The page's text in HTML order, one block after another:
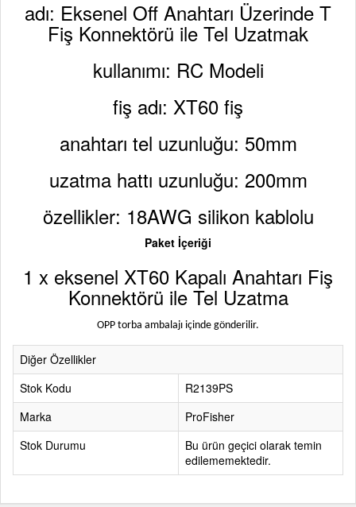
adı: Eksenel Off Anahtarı Üzerinde T
Fiş Konnektörü ile Tel Uzatmak
kullanımı: RC Modeli
fiş adı: XT60 fiş
anahtarı tel uzunluğu: 50mm
uzatma hattı uzunluğu: 200mm
özellikler: 18AWG silikon kablolu
Paket İçeriği
1 x eksenel XT60 Kapalı Anahtarı Fiş
Konnektörü ile Tel Uzatma
OPP torba ambalajı içinde gönderilir.
Diğer Özellikler
Stok Kodu
R2139PS
Marka
ProFisher
Stok Durumu
Bu ürün geçici olarak temin
edilememektedir.